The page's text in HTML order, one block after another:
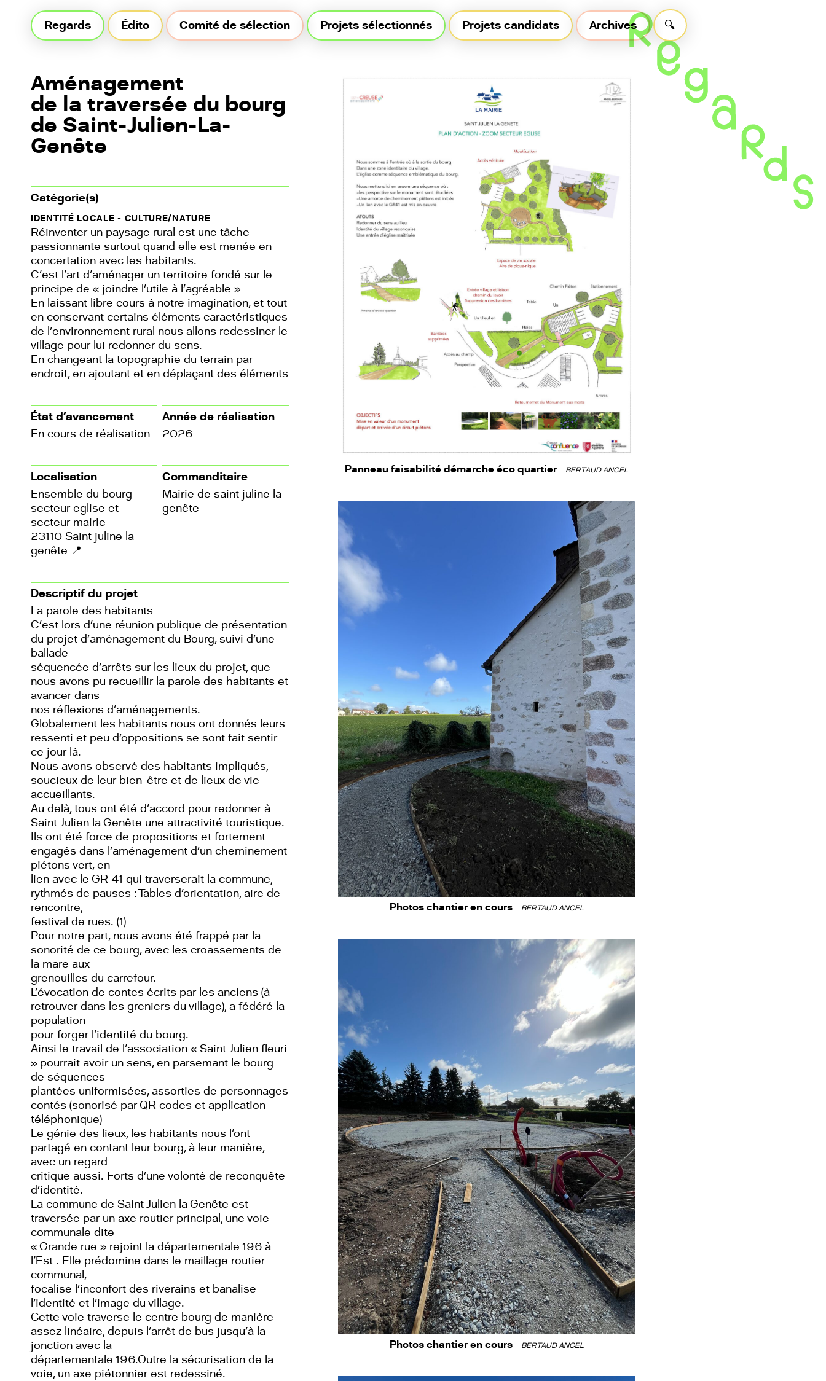
Regards,
ruralités
Aquitaine
Regards Édito Comité de sélection Projets sélectionnés Projets candidats Archives 🔍
Aménagement
de la traversée du bourg
de Saint-Julien-La-
Genête
Catégorie(s)
IDENTITÉ LOCALE - CULTURE/NATURE
Réinventer un paysage rural est une tâche
passionnante surtout quand elle est menée en
concertation avec les habitants.
C’est l’art d’aménager un territoire fondé sur le
principe de « joindre l’utile à l’agréable »
En laissant libre cours à notre imagination, et tout
en conservant certains éléments caractéristiques
de l’environnement rural nous allons redessiner le
village pour lui redonner du sens.
En changeant la topographie du terrain par
endroit, en ajoutant et en déplaçant des éléments
État d’avancement
En cours de réalisation
Année de réalisation
2026
Localisation
Ensemble du bourg
secteur eglise et
secteur mairie
23110 Saint juline la
genête 📍
Commanditaire
Mairie de saint juline la
genête
Descriptif du projet
La parole des habitants
C’est lors d’une réunion publique de présentation
du projet d’aménagement du Bourg, suivi d’une
ballade
séquencée d’arrêts sur les lieux du projet, que
nous avons pu recueillir la parole des habitants et
avancer dans
nos réflexions d’aménagements.
Globalement les habitants nous ont donnés leurs
ressenti et peu d’oppositions se sont fait sentir
ce jour là.
Nous avons observé des habitants impliqués,
soucieux de leur bien-être et de lieux de vie
accueillants.
Au delà, tous ont été d’accord pour redonner à
Saint Julien la Genête une attractivité touristique.
Ils ont été force de propositions et fortement
engagés dans l’aménagement d’un cheminement
piétons vert, en
lien avec le GR 41 qui traverserait la commune,
rythmés de pauses : Tables d’orientation, aire de
rencontre,
festival de rues. (1)
Pour notre part, nous avons été frappé par la
sonorité de ce bourg, avec les croassements de
la mare aux
grenouilles du carrefour.
L’évocation de contes écrits par les anciens (à
retrouver dans les greniers du village), a fédéré la
population
pour forger l’identité du bourg.
Ainsi le travail de l’association « Saint Julien fleuri
» pourrait avoir un sens, en parsemant le bourg
de séquences
plantées uniformisées, assorties de personnages
contés (sonorisé par QR codes et application
téléphonique)
Le génie des lieux, les habitants nous l’ont
partagé en contant leur bourg, à leur manière,
avec un regard
critique aussi. Forts d’une volonté de reconquête
d’identité.
La commune de Saint Julien la Genête est
traversée par un axe routier principal, une voie
communale dite
« Grande rue » rejoint la départementale 196 à
l’Est . Elle prédomine dans le maillage routier
communal,
focalise l’inconfort des riverains et banalise
l’identité et l’image du village.
Cette voie traverse le centre bourg de manière
assez linéaire, depuis l’arrêt de bus jusqu’à la
jonction avec la
départementale 196.Outre la sécurisation de la
voie, un axe piétonnier est redessiné.
Panneau faisabilité démarche éco quartier BERTAUD ANCEL
Photos chantier en cours BERTAUD ANCEL
Photos chantier en cours BERTAUD ANCEL